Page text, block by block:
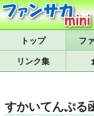
トップ
リンク集
すかいてんぷる